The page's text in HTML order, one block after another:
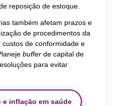
reposição de estoque.
também afetam prazos e
de procedimentos da
de conformidade e
buffer de capital de
para evitar
e inflação em saúde